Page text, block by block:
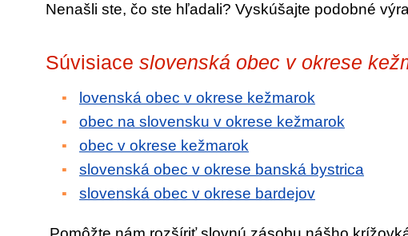
Nenašli ste, čo ste hľadali? Vyskúšajte podobné
Súvisiace slovenská obec v okrese
lovenská obec v okrese kežmarok
obec na slovensku v okrese kežmarok
obec v okrese kežmarok
slovenská obec v okrese banská bystrica
slovenská obec v okrese bardejov